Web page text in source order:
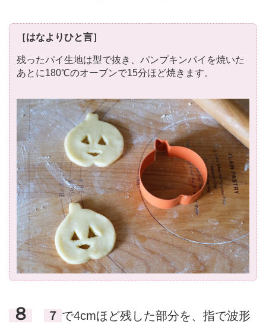
［はなよりひと言］
残ったパイ生地は型で抜き、パンプキンパイを焼いた
あとに180℃のオーブンで15分ほど焼きます。
８ ７ で4cmほど残した部分を、指で波形